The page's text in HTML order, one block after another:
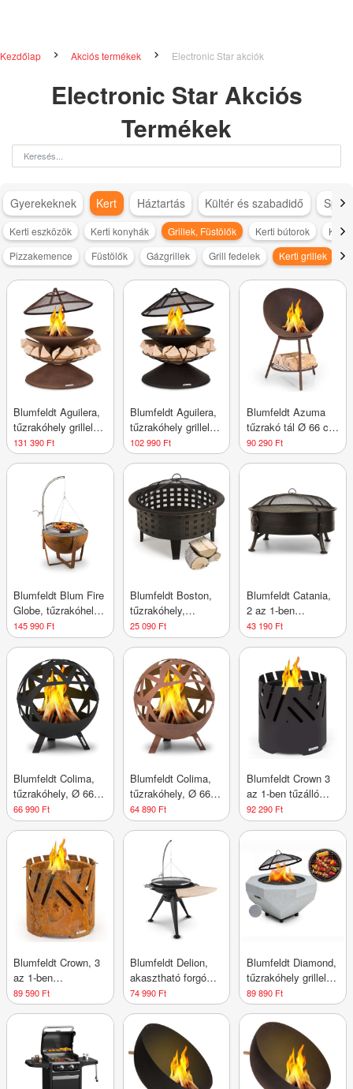
Kezdőlap Akciós termékek Electronic Star akciók
Electronic Star Akciós
Termékek
Gyerekeknek Kert Háztartás Kültér és szabadidő
Kerti eszközök Kerti konyhák Grillek, Füstölők Kerti bútorok
Kerti
Pizzakemence
Füstölők Gázgrillek Grill fedelek Kerti grillek
Blumfeldt Aguilera,
tűzrakóhely grillel,
Ø 65 cm, fatároló,
acél
131 390 Ft
Blumfeldt Aguilera,
tűzrakóhely grillel,
Ø 65 cm, fatároló,
acél
102 990 Ft
Blumfeldt Azuma
tűzrakó tál Ø 66 cm
2 mm faszén- és
grillrács esővédő
parázskaparóval
90 290 Ft
Blumfeldt Blum Fire
Globe, tűzrakóhely
grillel, Ø 60cm, acél
145 990 Ft
Blumfeldt Boston,
tűzrakóhely,
tűzhely, Ø60 cm,
acél, befeketített
25 090 Ft
Blumfeldt Catania,
2 az 1-ben
tűzrakóhely, Ø
80cm szikrafogó, Ø
70cm grill, acél,
antik hatás
43 190 Ft
Blumfeldt Colima,
tűzrakóhely, Ø 66
cm, gömb alakú,
faszénrács,
hamutartó
66 990 Ft
Blumfeldt Colima,
tűzrakóhely, Ø 66
cm, gömb alakú,
faszénrács,
hamutartó
64 890 Ft
Blumfeldt Crown 3
az 1-ben tűzálló
tűzmedence Ø 46
cm, víz- és
grillrács,
bambuszlap
92 290 Ft
Blumfeldt Crown, 3
az 1-ben
tűzrakóhely, Ø 46
cm, víz- és
grillrács,
bambuszlap
89 590 Ft
Blumfeldt Delion,
akasztható forgó
grill, tűzrakóhely, Ø
70 cm, hosszú
állvány,
rozsdamentes acél
74 990 Ft
Blumfeldt Diamond,
tűzrakóhely grillel,
MGO és acél fedél,
szikrafogó
89 890 Ft